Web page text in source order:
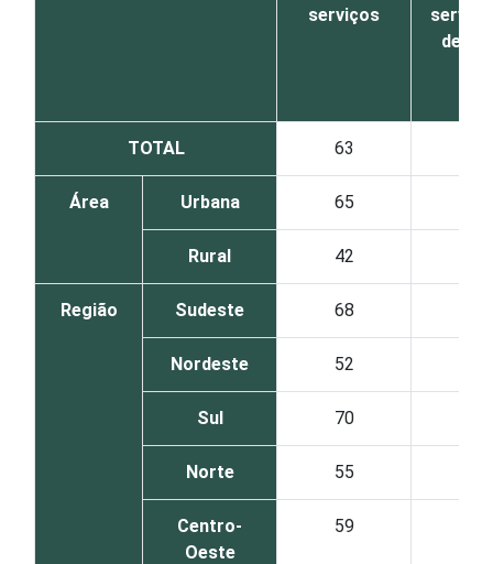
serviços
de
TOTAL 63
Área Urbana 65
Rural 42
Região Sudeste 68
Nordeste 52
Sul 70
Norte 55
Centro-
Oeste
59